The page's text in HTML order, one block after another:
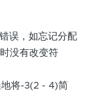
误，如忘记分配
没有改变符
地将-3(2 - 4)简